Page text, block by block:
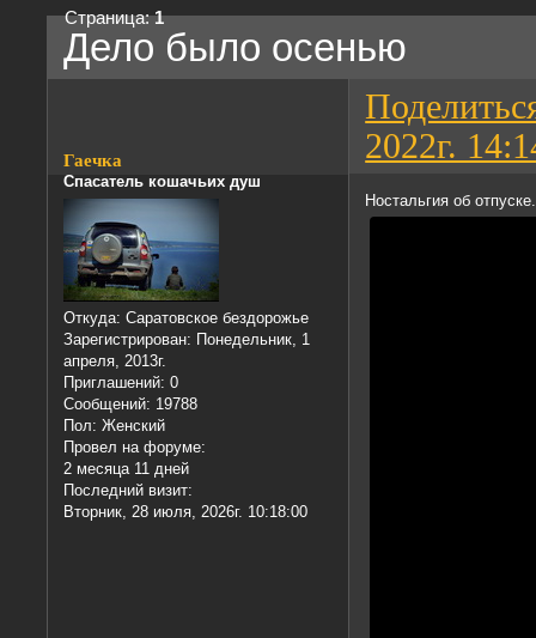
Дело было осенью
Страница:1
2022г.
Гаечка
Спасатель кошачьих душ
Откуда: Саратовское бездорожье
Зарегистрирован: Понедельник, 1
апреля, 2013г.
Приглашений: 0
Сообщений: 19788
Пол: Женский
Провел на форуме:
2 месяца 11 дней
Последний визит:
Вторник, 28 июля, 2026г. 10:18:00
Ностальгия об